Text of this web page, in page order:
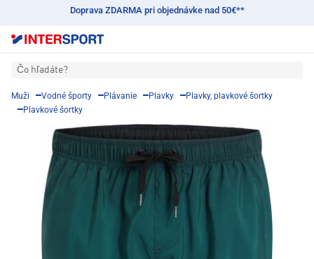
Doprava ZDARMA pri objednávke nad 50€**
Čo hľadáte?
Muži Vodné športy Plávanie Plavky
Plavky, plavkové šortky
Plavkové šortky